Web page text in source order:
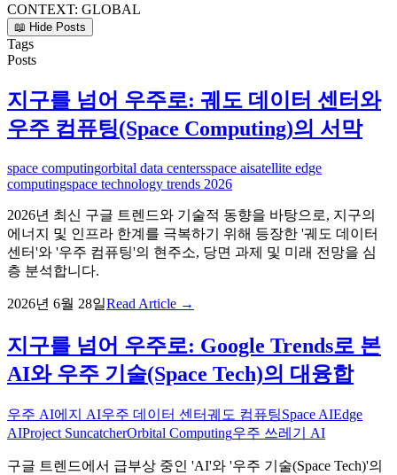
CONTEXT: GLOBAL
📖 Hide Posts
Tags
Posts
지구를 넘어 우주로: 궤도 데이터 센터와
우주 컴퓨팅(Space Computing)의 서막
space computingorbital data centersspace aisatellite edge
computingspace technology trends 2026
2026년 최신 구글 트렌드와 기술적 동향을 바탕으로, 지구의
에너지 및 인프라 한계를 극복하기 위해 등장한 '궤도 데이터
센터'와 '우주 컴퓨팅'의 현주소, 당면 과제 및 미래 전망을 심
층 분석합니다.
2026년 6월 28일Read Article →
지구를 넘어 우주로: Google Trends로 본
AI와 우주 기술(Space Tech)의 대융합
우주 AI에지 AI우주 데이터 센터궤도 컴퓨팅Space AIEdge
AIProject SuncatcherOrbital Computing우주 쓰레기 AI
구글 트렌드에서 급부상 중인 'AI'와 '우주 기술(Space Tech)'의